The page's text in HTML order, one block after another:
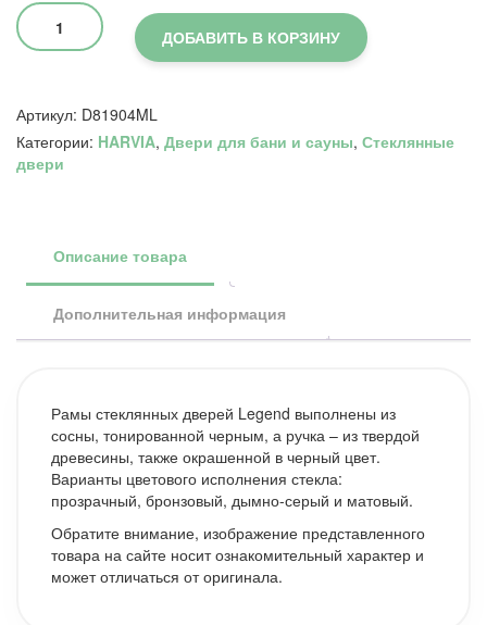
Количество
товара
HARVIA
LEGEND
8/19
черная
D81904ML
ДОБАВИТЬ В КОРЗИНУ
Артикул: D81904ML
Категории: HARVIA, Двери для бани и сауны, Стеклянные
двери
Описание товара
Дополнительная информация
Рамы стеклянных дверей Legend выполнены из
сосны, тонированной черным, а ручка – из твердой
древесины, также окрашенной в черный цвет.
Варианты цветового исполнения стекла:
прозрачный, бронзовый, дымно-серый и матовый.
Обратите внимание, изображение представленного
товара на сайте носит ознакомительный характер и
может отличаться от оригинала.